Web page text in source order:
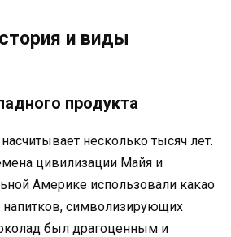
и виды
продукта
несколько тысяч лет.
цивилизации Майя и
Америке использовали какао
напитков, символизирующих
был драгоценным и